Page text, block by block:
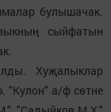
булышачак.
сыйфатын
Хуҗалыклар
"Кулон" а/ф сөтне